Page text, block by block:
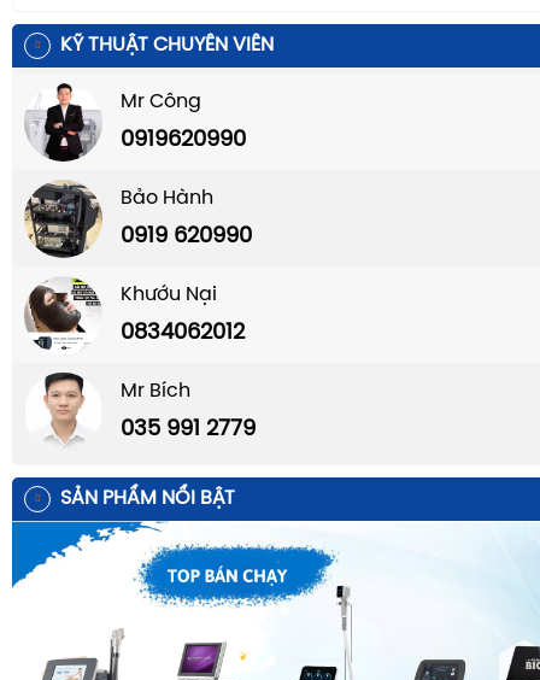
KỸ THUẬT CHUYÊN VIÊN
Mr Công
0919620990
Bảo Hành
0919 620990
Khướu Nại
0834062012
Mr Bích
035 991 2779
SẢN PHẨM NỔI BẬT